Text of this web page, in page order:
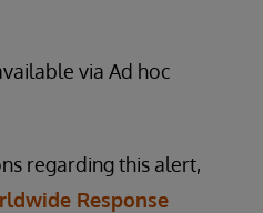
via Ad hoc
regarding this alert,
Response